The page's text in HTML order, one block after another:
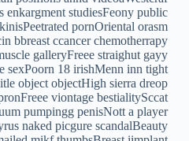
enkargment studiesFeony public
pornOriental orasm
bbreast ccancer chemotherrapy
galleryFreee straighut gayy
sexPoorn 18 irishMenn inn tight
object objectHigh sierra dreop
viontage bestialitySccat
pumpingg penisNott a player
naked picgure scandalBeauty